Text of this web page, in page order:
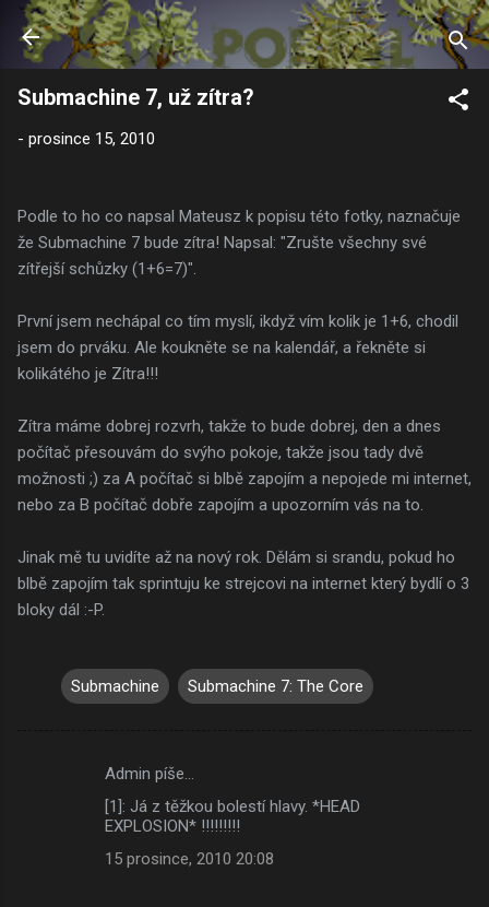
Přeskočit na hlavní obsah
Submachine 7, už zítra?
- prosince 15, 2010
Podle to ho co napsal Mateusz k popisu této fotky, naznačuje
že Submachine 7 bude zítra! Napsal: "Zrušte všechny své
zítřejší schůzky (1+6=7)".
První jsem nechápal co tím myslí, ikdyž vím kolik je 1+6, chodil
jsem do prváku. Ale koukněte se na kalendář, a řekněte si
kolikátého je Zítra!!!
Zítra máme dobrej rozvrh, takže to bude dobrej, den a dnes
počítač přesouvám do svýho pokoje, takže jsou tady dvě
možnosti ;) za A počítač si blbě zapojím a nepojede mi internet,
nebo za B počítač dobře zapojím a upozorním vás na to.
Jinak mě tu uvidíte až na nový rok. Dělám si srandu, pokud ho
blbě zapojím tak sprintuju ke strejcovi na internet který bydlí o 3
bloky dál :-P.
Submachine Submachine 7: The Core
Admin píše…
[1]: Já z těžkou bolestí hlavy. *HEAD
EXPLOSION* !!!!!!!!!
15 prosince, 2010 20:08